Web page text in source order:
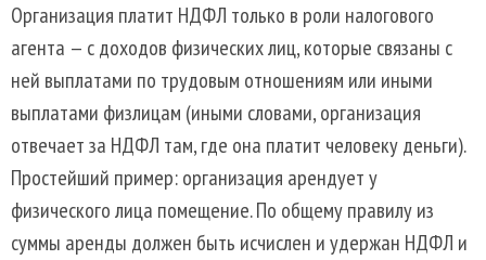
Организация платит НДФЛ только в роли налогового
агента — с доходов физических лиц, которые связаны с
ней выплатами по трудовым отношениям или иными
выплатами физлицам (иными словами, организация
отвечает за НДФЛ там, где она платит человеку деньги).
Простейший пример: организация арендует у
физического лица помещение. По общему правилу из
суммы аренды должен быть исчислен и удержан НДФЛ и